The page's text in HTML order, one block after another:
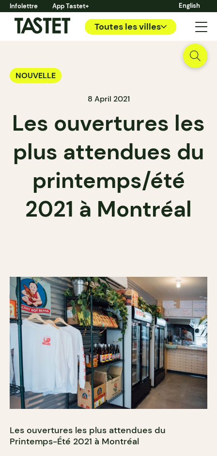
Infolettre App Tastet+ English
Toutes les villes
NOUVELLE
8 April 2021
Les ouvertures les
plus attendues du
printemps/été
2021 à Montréal
Les ouvertures les plus attendues du
Printemps-Été 2021 à Montréal